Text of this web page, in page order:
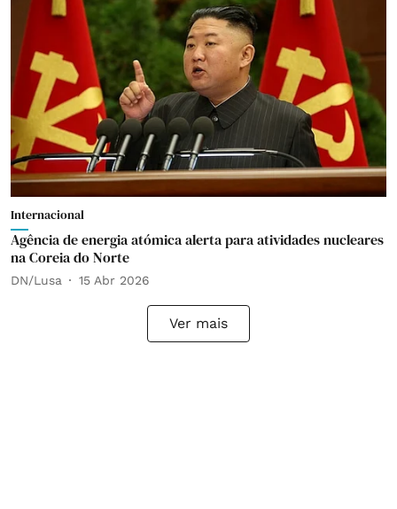
Internacional
Agência de energia atómica alerta para atividades nucleares
na Coreia do Norte
DN/Lusa 15 Abr 2026
Ver mais